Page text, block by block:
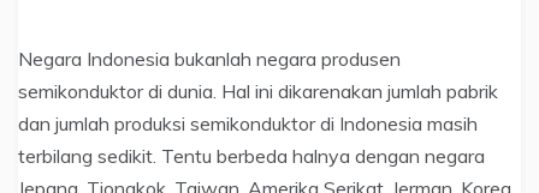
Negara Indonesia bukanlah negara produsen
semikonduktor di dunia. Hal ini dikarenakan jumlah pabrik
dan jumlah produksi semikonduktor di Indonesia masih
terbilang sedikit. Tentu berbeda halnya dengan negara
Jepang, Tiongkok, Taiwan, Amerika Serikat, Jerman, Korea